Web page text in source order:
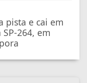
pista e cai em
264, em